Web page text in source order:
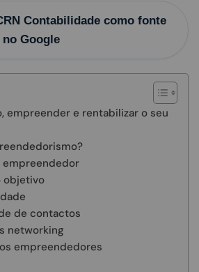
Contabilidade como fonte
Google
empreender e rentabilizar o seu
objetivo
de contactos
networking
empreendedores